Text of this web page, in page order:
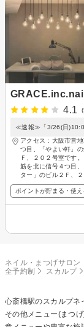
4.1
≪速報≫「3/26(日
アクセス：大阪市営
つ目、「やよい軒」
Ｆ、２０２号室です
筋を北に信号４つ目
ター」のビル２Ｆ、２
ポイントが貯まる・使え
ネイル・まつげサロン
全予約制
スカルプ
心斎橋駅の スカルプネ
その他メニュー(まつ